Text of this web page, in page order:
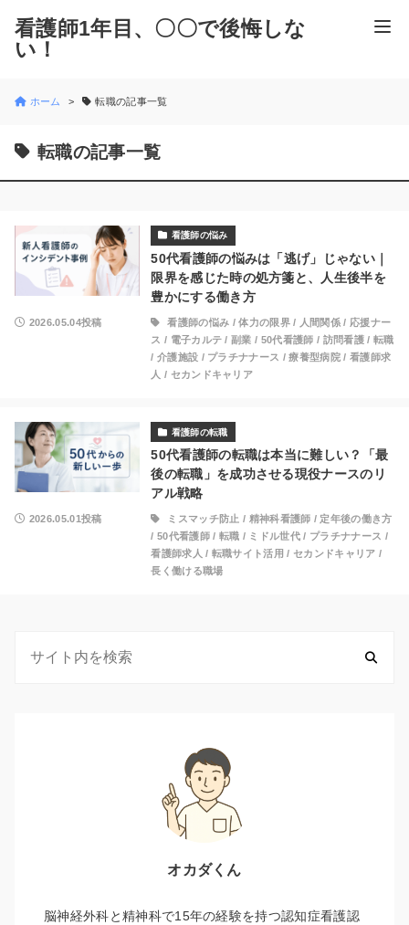
看護師1年目、〇〇で後悔しな
い！
ホーム 転職の記事一覧
転職の記事一覧
看護師の悩み
50代看護師の悩みは「逃げ」じゃない｜
限界を感じた時の処方箋と、人生後半を
豊かにする働き方
2026.05.04投稿 看護師の悩み /体力の限界/ 人間関係 / 応援ナー
ス / 電子カルテ /副業 / 50代看護師 / 訪問看護/ 転職
/ 介護施設 / プラチナナース /療養型病院/ 看護師求
人 / セカンドキャリア
看護師の転職
50代看護師の転職は本当に難しい？「最
後の転職」を成功させる現役ナースのリ
アル戦略
2026.05.01投稿 ミスマッチ防止 / 精神科看護師 / 定年後の働き方
/ 50代看護師/ 転職 / ミドル世代 / プラチナナース /
看護師求人 / 転職サイト活用 / セカンドキャリア /
長く働ける職場
オカダくん
脳神経外科と精神科で15年の経験を持つ認知症看護認